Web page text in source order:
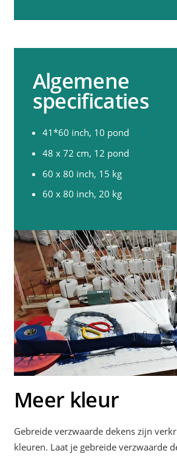
Algemene
specificaties
41*60 inch, 10 pond
48 x 72 cm, 12 pond
60 x 80 inch, 15 kg
60 x 80 inch, 20 kg
Meer kleur
Gebreide verzwaarde dekens zijn
kleuren. Laat je gebreide verzwaarde